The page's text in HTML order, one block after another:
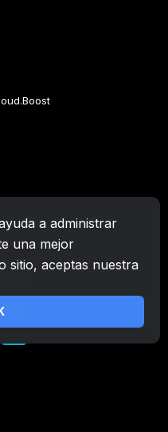
a administrar
una mejor
sitio, aceptas nuestra